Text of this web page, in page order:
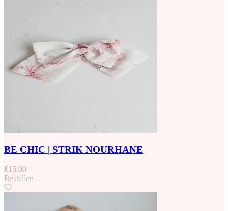
BE CHIC | STRIK NOURHANE
€15,00
Bestellen